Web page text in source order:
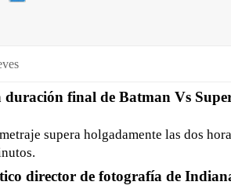
duración final de Batman Vs
supera holgadamente las dos
director de fotografía de